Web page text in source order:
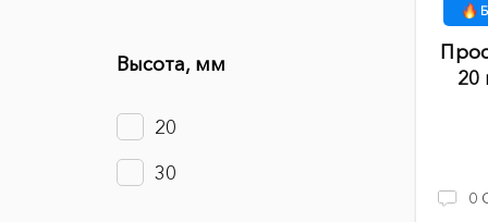
Высота, мм
20
30
20
0